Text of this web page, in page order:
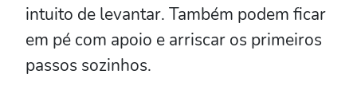
intuito de levantar. Também podem ficar
em pé com apoio e arriscar os primeiros
passos sozinhos.